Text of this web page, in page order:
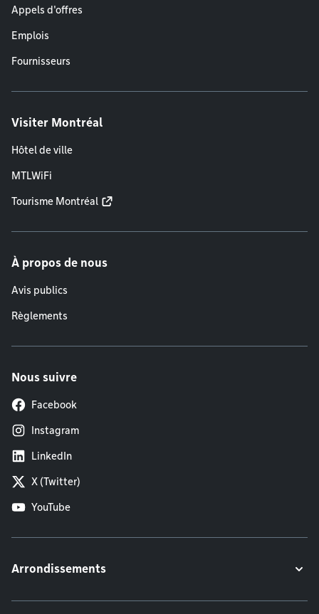
Appels d'offres
Emplois
Fournisseurs
Visiter Montréal
Hôtel de ville
MTLWiFi
Tourisme Montréal
À propos de nous
Avis publics
Règlements
Nous suivre
Facebook
Instagram
LinkedIn
X (Twitter)
YouTube
Arrondissements